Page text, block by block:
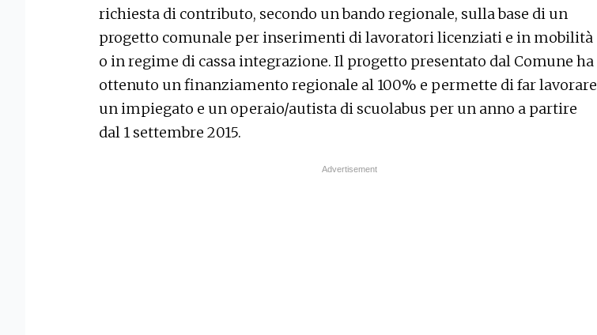
richiesta di contributo, secondo un bando regionale, sulla base di un
progetto comunale per inserimenti di lavoratori licenziati e in mobilità
o in regime di cassa integrazione. Il progetto presentato dal Comune ha
ottenuto un finanziamento regionale al 100% e permette di far lavorare
un impiegato e un operaio/autista di scuolabus per un anno a partire
dal 1 settembre 2015.